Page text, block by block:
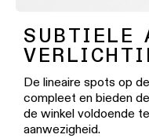
SUBTIELE
LINEAIRE
De lineaire spots op
compleet en bieden
de winkel voldoende
aanwezigheid.